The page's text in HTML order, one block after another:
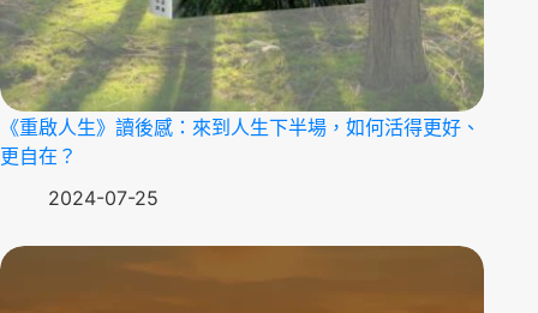
《重啟人生》讀後感：來到人生下半場，如何活得更好、
更自在？
2024-07-25